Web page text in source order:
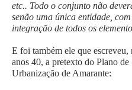
etc.. Todo o conjunto não
senão uma única entidade,
integração de todos os
E foi também ele que escreveu,
anos 40, a pretexto do Plano de
Urbanização de Amarante: